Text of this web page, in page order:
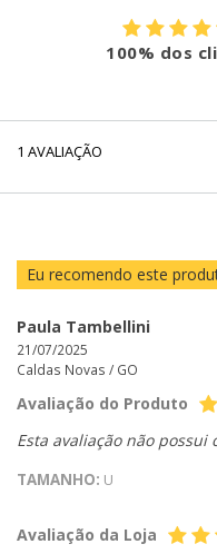
100% dos
1 AVALIAÇÃO
Eu recomendo este
Paula Tambellini
21/07/2025
Caldas Novas / GO
Avaliação do Produto
Esta avaliação não possui
TAMANHO: U
Avaliação da Loja